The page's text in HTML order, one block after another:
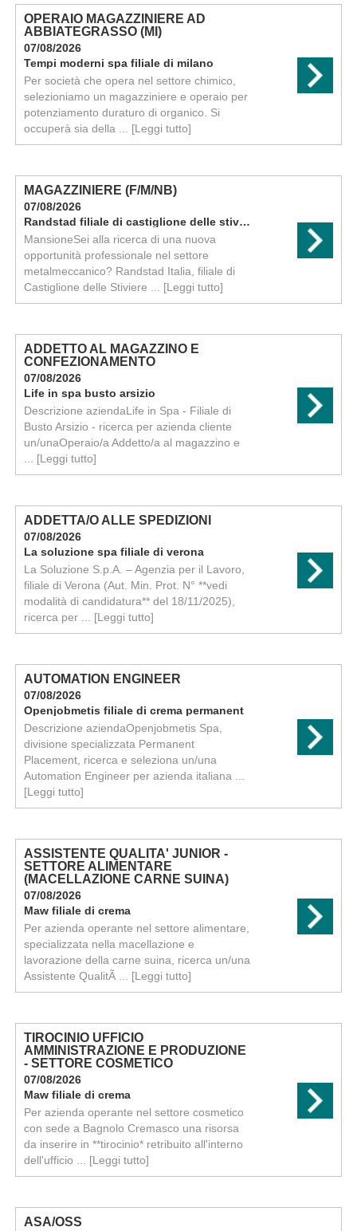
OPERAIO MAGAZZINIERE AD
ABBIATEGRASSO (MI)
07/08/2026
Tempi moderni spa filiale di milano
Per società che opera nel settore chimico,
selezioniamo un magazziniere e operaio per
potenziamento duraturo di organico. Si
occuperà sia della ... [Leggi tutto]
MAGAZZINIERE (F/M/NB)
07/08/2026
Randstad filiale di castiglione delle stiviere
MansioneSei alla ricerca di una nuova
opportunità professionale nel settore
metalmeccanico? Randstad Italia, filiale di
Castiglione delle Stiviere ... [Leggi tutto]
ADDETTO AL MAGAZZINO E
CONFEZIONAMENTO
07/08/2026
Life in spa busto arsizio
Descrizione aziendaLife in Spa - Filiale di
Busto Arsizio - ricerca per azienda cliente
un/unaOperaio/a Addetto/a al magazzino e
[Leggi tutto]
ADDETTA/O ALLE SPEDIZIONI
07/08/2026
La soluzione spa filiale di verona
La Soluzione S.p.A. – Agenzia per il Lavoro,
filiale di Verona (Aut. Min. Prot. N° **vedi
modalità di candidatura** del 18/11/2025),
ricerca per ... [Leggi tutto]
AUTOMATION ENGINEER
07/08/2026
Openjobmetis filiale di crema permanent
Descrizione aziendaOpenjobmetis Spa,
divisione specializzata Permanent
Placement, ricerca e seleziona un/una
Automation Engineer per azienda italiana ...
[Leggi tutto]
ASSISTENTE QUALITA' JUNIOR -
SETTORE ALIMENTARE
(MACELLAZIONE CARNE SUINA)
07/08/2026
Maw filiale di crema
Per azienda operante nel settore alimentare,
specializzata nella macellazione e
lavorazione della carne suina, ricerca un/una
Assistente QualitÃ ... [Leggi tutto]
TIROCINIO UFFICIO
AMMINISTRAZIONE E PRODUZIONE
- SETTORE COSMETICO
07/08/2026
Maw filiale di crema
Per azienda operante nel settore cosmetico
con sede a Bagnolo Cremasco una risorsa
da inserire in **tirocinio* retribuito all'interno
dell'ufficio ... [Leggi tutto]
ASA/OSS